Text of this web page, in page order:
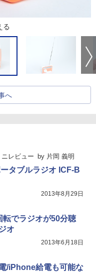
る
へ
レビュー by 片岡 義明
タブルラジオ ICF-B
2013年8月29日
転でラジオが50分聴
オ
2013年6月18日
/iPhone給電も可能な